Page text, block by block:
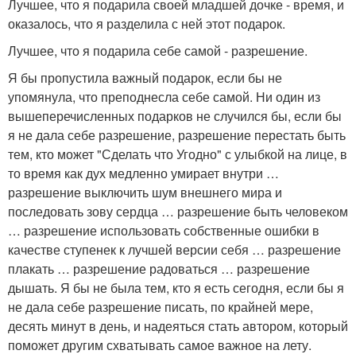
Лучшее, что я подарила своей младшей дочке - время, и
оказалось, что я разделила с ней этот подарок.
Лучшее, что я подарила себе самой - разрешение.
Я бы пропустила важный подарок, если бы не
упомянула, что преподнесла себе самой. Ни один из
вышеперечисленных подарков не случился бы, если бы
я не дала себе разрешение, разрешение перестать быть
тем, кто может "Сделать что Угодно" с улыбкой на лице, в
то время как дух медленно умирает внутри …
разрешение выключить шум внешнего мира и
последовать зову сердца … разрешение быть человеком
… разрешение использовать собственные ошибки в
качестве ступенек к лучшей версии себя … разрешение
плакать … разрешение радоваться … разрешение
дышать. Я бы не была тем, кто я есть сегодня, если бы я
не дала себе разрешение писать, по крайней мере,
десять минут в день, и надеяться стать автором, который
поможет другим схватывать самое важное на лету.